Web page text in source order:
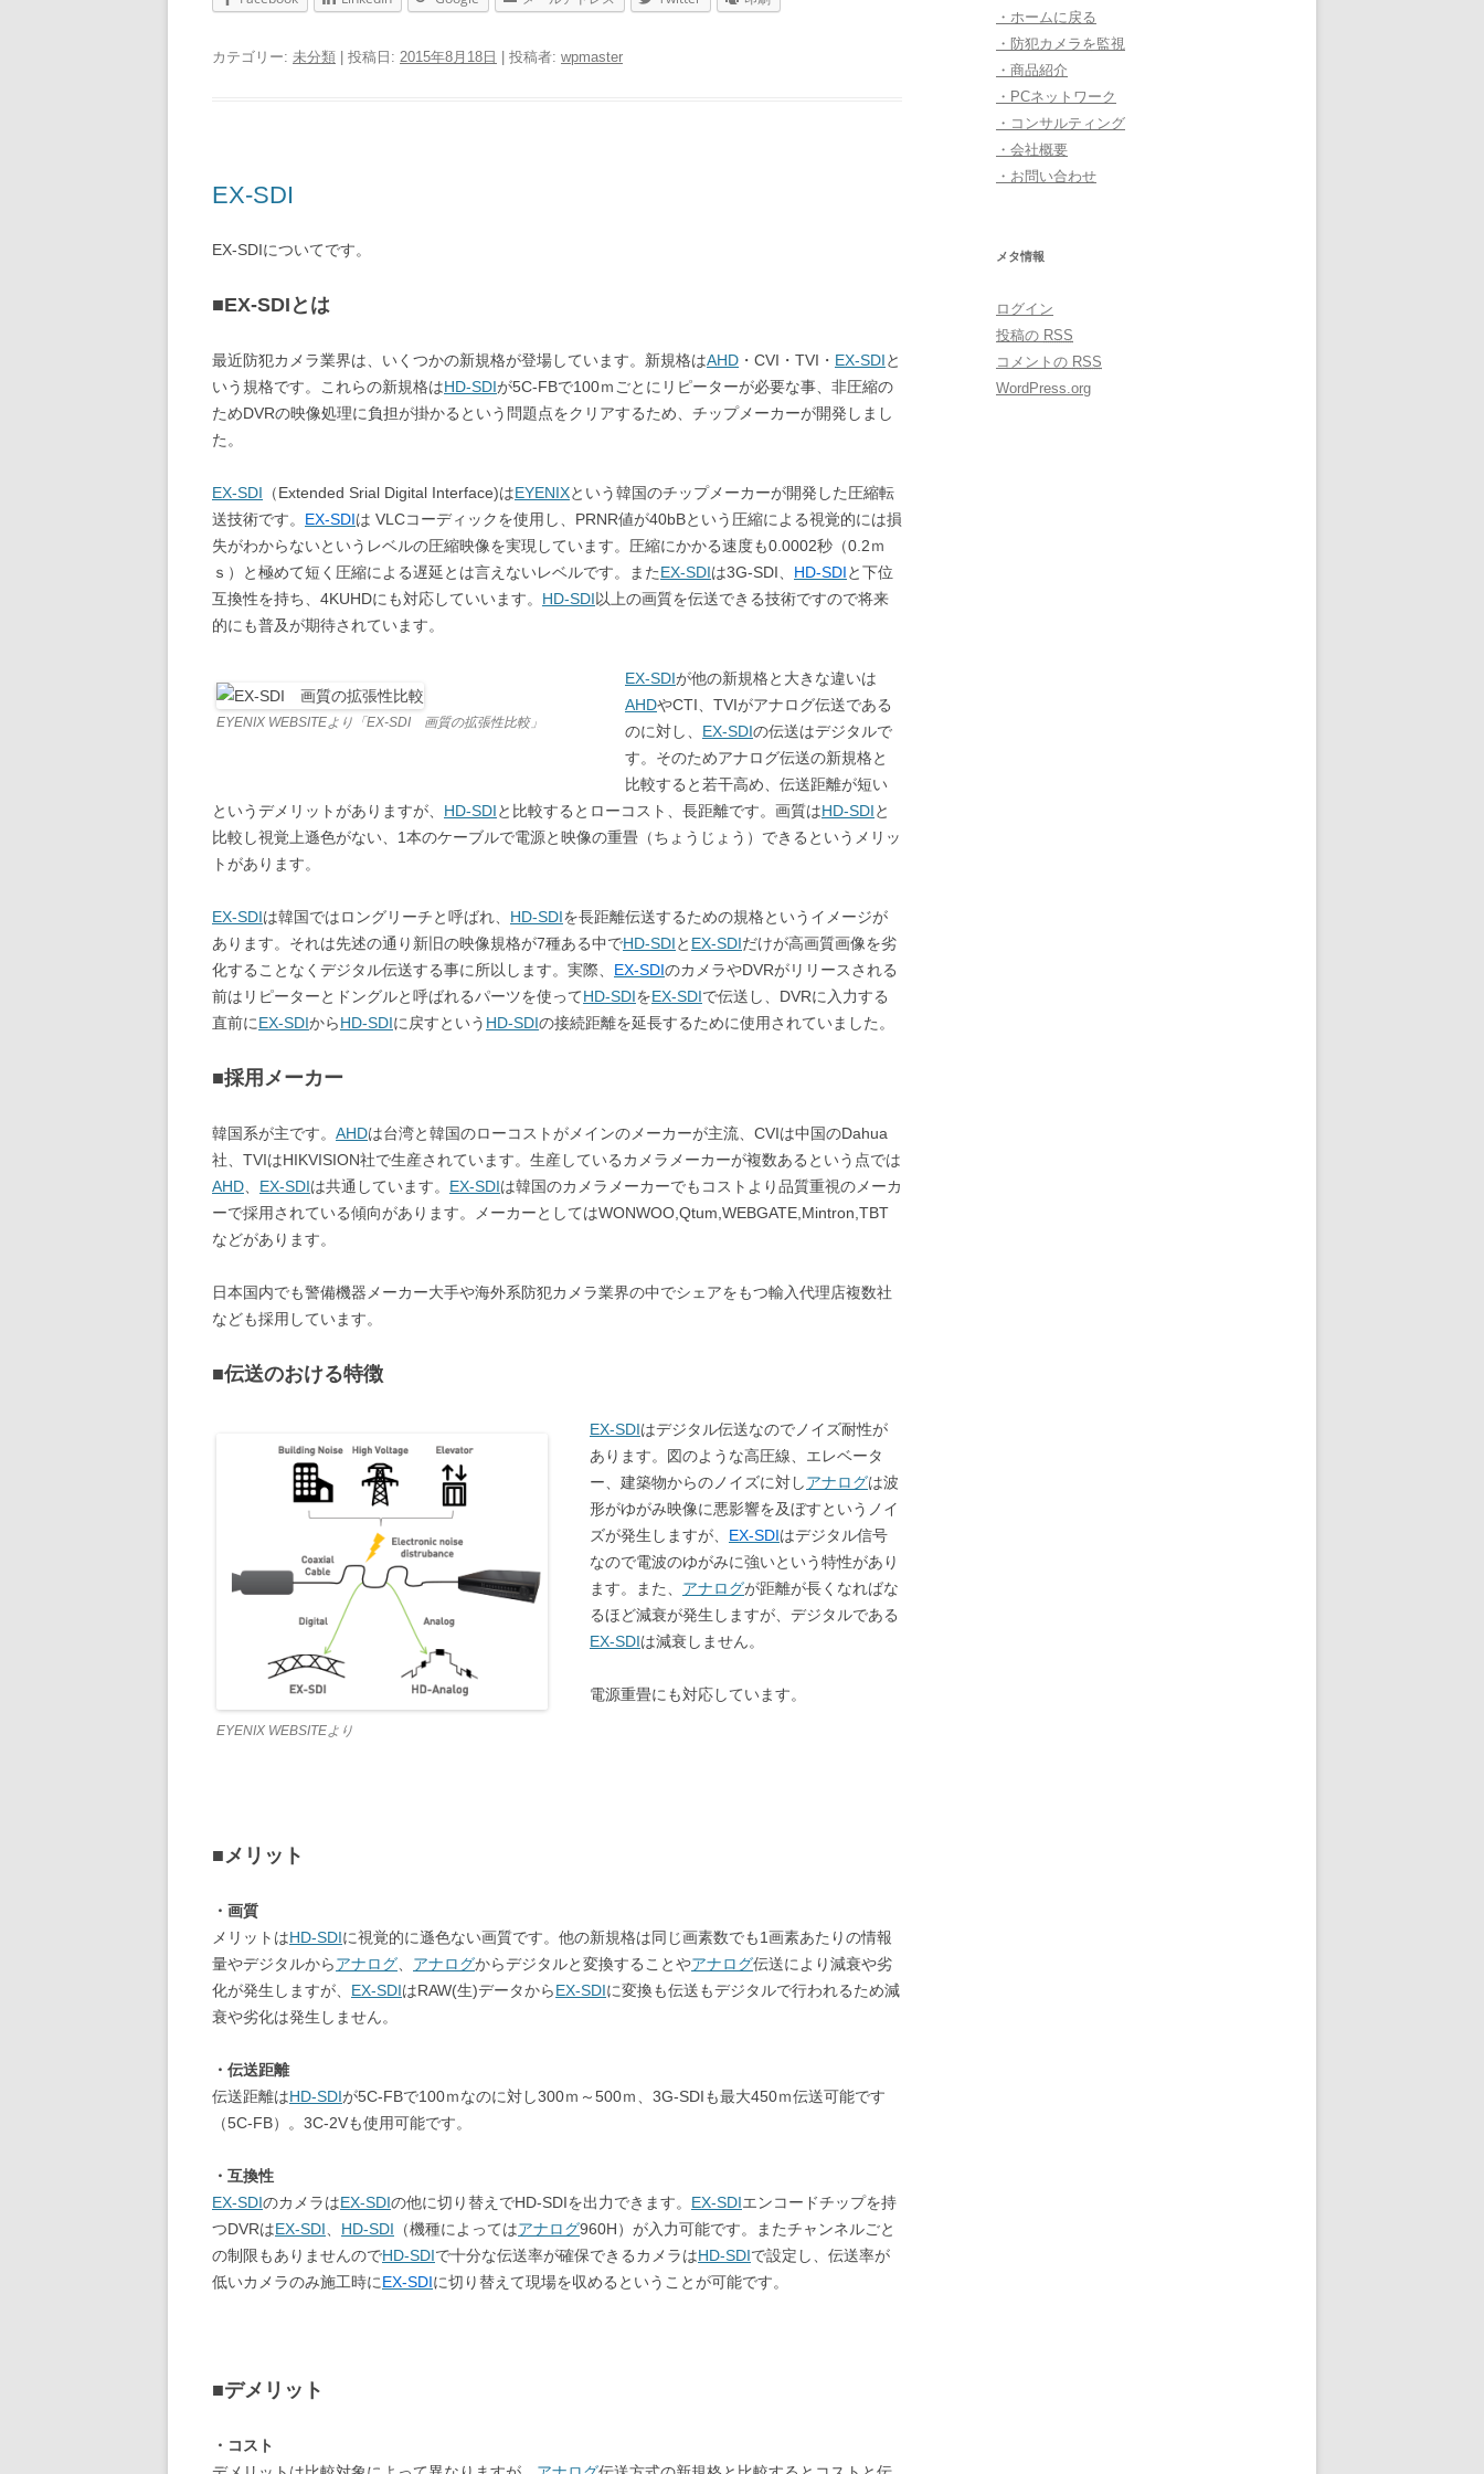
カテゴリー: 未分類 | 投稿日: 2015年8月18日 投稿者: wpmaster
EX-SDI
EX-SDIについてです。
■EX-SDIとは
最近防犯カメラ業界は、いくつかの新規格が登場しています。新規格はAHD ・CVI・TVI・ EX-SDIと
いう規格です。これらの新規格はHD-SDIが5C-FBで100ｍごとにリピーターが必要な事、非圧縮の
ためDVRの映像処理に負担が掛かるという問題点をクリアするため、チップメーカーが開発しまし
た。
EX-SDI （Extended Srial Digital Interface)はEYENIXという韓国のチップメーカーが開発した圧縮転
送技術です。 EX-SDIは VLCコーディックを使用し、PRNR値が40bBという圧縮による視覚的には損
失がわからないというレベルの圧縮映像を実現しています。圧縮にかかる速度も0.0002秒（0.2ｍ
ｓ）と極めて短く圧縮による遅延とは言えないレベルです。またEX-SDIは3G-SDI、 HD-SDIと下位
互換性を持ち、4KUHDにも対応していいます。 HD-SDI以上の画質を伝送できる技術ですので将来
的にも普及が期待されています。
EYENIX WEBSITEより「EX-SDI 画質の拡張性比較」
EX-SDIが他の新規格と大きな違いは
AHDやCTI、TVIがアナログ伝送である
のに対し、 EX-SDIの伝送はデジタルで
す。そのためアナログ伝送の新規格と
比較すると若干高め、伝送距離が短い
というデメリットがありますが、 HD-SDIと比較するとローコスト、長距離です。画質はHD-SDIと
比較し視覚上遜色がない、1本のケーブルで電源と映像の重畳（ちょうじょう）できるというメリッ
トがあります。
EX-SDIは韓国ではロングリーチと呼ばれ、 HD-SDIを長距離伝送するための規格というイメージが
あります。それは先述の通り新旧の映像規格が7種ある中でHD-SDIと EX-SDIだけが高画質画像を劣
化することなくデジタル伝送する事に所以します。実際、 EX-SDIのカメラやDVRがリリースされる
前はリピーターとドングルと呼ばれるパーツを使ってHD-SDIをEX-SDIで伝送し、DVRに入力する
直前にEX-SDIからHD-SDIに戻すという HD-SDIの接続距離を延長するために使用されていました。
■採用メーカー
韓国系が主です。 AHDは台湾と韓国のローコストがメインのメーカーが主流、CVIは中国のDahua
社、TVIはHIKVISION社で生産されています。生産しているカメラメーカーが複数あるという点では
AHD
EX-SDIは共通しています。 EX-SDIは韓国のカメラメーカーでもコストより品質重視のメーカ
ーで採用されている傾向があります。メーカーとしてはWONWOO,Qtum,WEBGATE,Mintron,TBT
などがあります。
日本国内でも警備機器メーカー大手や海外系防犯カメラ業界の中でシェアをもつ輸入代理店複数社
なども採用しています。
■伝送のおける特徴
EYENIX WEBSITEより
EX-SDIはデジタル伝送なのでノイズ耐性が
あります。図のような高圧線、エレベータ
ー、建築物からのノイズに対しアナログは波
形がゆがみ映像に悪影響を及ぼすというノイ
ズが発生しますが、 EX-SDIはデジタル信号
なので電波のゆがみに強いという特性があり
ます。また、 アナログが距離が長くなればな
るほど減衰が発生しますが、デジタルである
EX-SDIは減衰しません。
電源重畳にも対応しています。
■メリット
・画質
メリットはHD-SDIに視覚的に遜色ない画質です。他の新規格は同じ画素数でも1画素あたりの情報
量やデジタルからアナログ アナログからデジタルと変換することやアナログ伝送により減衰や劣
化が発生しますが、 EX-SDIはRAW(生)データからEX-SDIに変換も伝送もデジタルで行われるため減
衰や劣化は発生しません。
・伝送距離
伝送距離はHD-SDIが5C-FBで100ｍなのに対し300ｍ～500ｍ、3G-SDIも最大450ｍ伝送可能です
（5C-FB）。3C-2Vも使用可能です。
・互換性
EX-SDIのカメラはEX-SDIの他に切り替えでHD-SDIを出力できます。 EX-SDIエンコードチップを持
つDVRはEX-SDI HD-SDI （機種によってはアナログ960H）が入力可能です。またチャンネルごと
の制限もありませんのでHD-SDIで十分な伝送率が確保できるカメラはHD-SDIで設定し、伝送率が
低いカメラのみ施工時にEX-SDIに切り替えて現場を収めるということが可能です。
■デメリット
・コスト
・ホームに戻る
・防犯カメラを監視
・商品紹介
・PCネットワーク
・コンサルティング
・会社概要
・お問い合わせ
メタ情報
ログイン
投稿の RSS
コメントの RSS
WordPress.org